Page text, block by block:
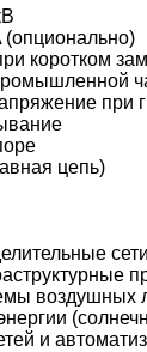
коротком
при
цепь)
воздушных
и